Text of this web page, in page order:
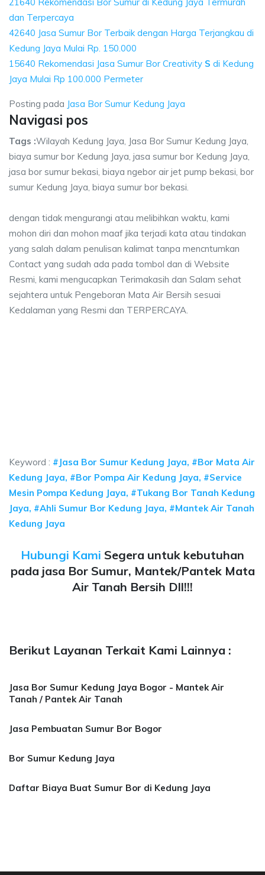
dan Terpercaya
42640 Jasa Sumur Bor Terbaik dengan Harga Terjangkau di
Kedung Jaya Mulai Rp. 150.000
15640 Rekomendasi Jasa Sumur Bor Creativity S di Kedung
Jaya Mulai Rp 100.000 Permeter
Posting pada Jasa Bor Sumur Kedung Jaya
Navigasi pos
Tags :Wilayah Kedung Jaya, Jasa Bor Sumur Kedung Jaya,
biaya sumur bor Kedung Jaya, jasa sumur bor Kedung Jaya,
jasa bor sumur bekasi, biaya ngebor air jet pump bekasi, bor
sumur Kedung Jaya, biaya sumur bor bekasi.
dengan tidak mengurangi atau melibihkan waktu, kami
mohon diri dan mohon maaf jika terjadi kata atau tindakan
yang salah dalam penulisan kalimat tanpa mencntumkan
Contact yang sudah ada pada tombol dan di Website
Resmi, kami mengucapkan Terimakasih dan Salam sehat
sejahtera untuk Pengeboran Mata Air Bersih sesuai
Kedalaman yang Resmi dan TERPERCAYA.
Keyword : #Jasa Bor Sumur Kedung Jaya, #Bor Mata Air
Kedung Jaya, #Bor Pompa Air Kedung Jaya, #Service
Mesin Pompa Kedung Jaya, #Tukang Bor Tanah Kedung
Jaya, #Ahli Sumur Bor Kedung Jaya, #Mantek Air Tanah
Kedung Jaya
Hubungi Kami Segera untuk kebutuhan
pada jasa Bor Sumur, Mantek/Pantek Mata
Air Tanah Bersih Dll!!!
Berikut Layanan Terkait Kami Lainnya :
Jasa Bor Sumur Kedung Jaya Bogor - Mantek Air
Tanah / Pantek Air Tanah
Jasa Pembuatan Sumur Bor Bogor
Bor Sumur Kedung Jaya
Daftar Biaya Buat Sumur Bor di Kedung Jaya